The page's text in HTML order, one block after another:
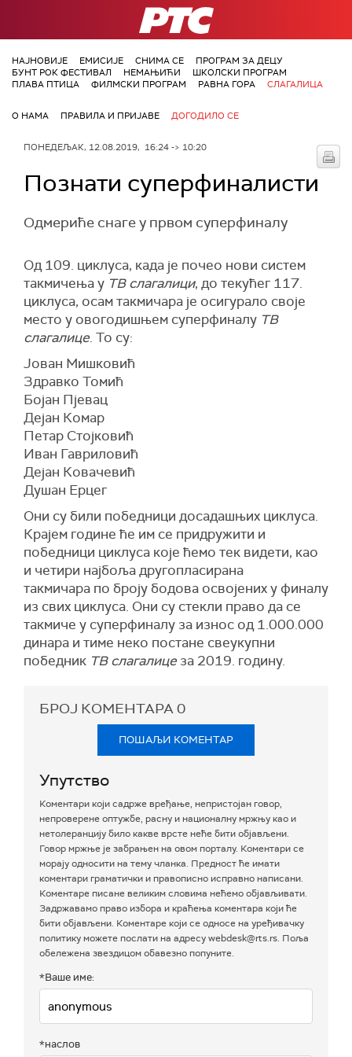
РТС
НАЈНОВИЈЕ ЕМИСИЈЕ СНИМА СЕ
ПРОГРАМ ЗА ДЕЦУ
БУНТ РОК ФЕСТИВАЛ
НЕМАЊИЋИ
ШКОЛСКИ ПРОГРАМ
ПЛАВА ПТИЦА
ФИЛМСКИ ПРОГРАМ РАВНА ГОРА СЛАГАЛИЦА
О НАМА ПРАВИЛА И ПРИЈАВЕ ДОГОДИЛО СЕ
ПОНЕДЕЉАК, 12.08.2019, 16:24 -> 10:20
Познати суперфиналисти
Одмериће снаге у првом суперфиналу
Од 109. циклуса, када је почео нови систем
такмичења у ТВ слагалици, до текућег 117.
циклуса, осам такмичара је осигурало своје
место у овогодишњем суперфиналу ТВ
слагалице. То су:
Јован Мишковић
Здравко Томић
Бојан Пјевац
Дејан Комар
Петар Стојковић
Иван Гавриловић
Дејан Ковачевић
Душан Ерцег
Они су били победници досадашњих циклуса.
Крајем године ће им се придружити и
победници циклуса које ћемо тек видети, као
и четири најбоља другопласирана
такмичара по броју бодова освојених у финалу
из свих циклуса. Они су стекли право да се
такмиче у суперфиналу за износ од 1.000.000
динара и тиме неко постане свеукупни
победник ТВ слагалицеза 2019. годину.
БРОЈ КОМЕНТАРА0
ПОШАЉИ КОМЕНТАР
Упутство
Коментари који садрже вређање, непристојан говор,
непроверене оптужбе, расну и националну мржњу као и
нетолеранцију било какве врсте неће бити објављени.
Говор мржње је забрањен на овом порталу. Коментари се
морају односити на тему чланка. Предност ће имати
коментари граматички и правописно исправно написани.
Коментаре писане великим словима нећемо објављивати.
Задржавамо право избора и краћења коментара који ће
бити објављени. Коментаре који се односе на уређивачку
политику можете послати на адресу webdesk@rts.rs. Поља
обележена звездицом обавезно попуните.
*Ваше име:
*наслов